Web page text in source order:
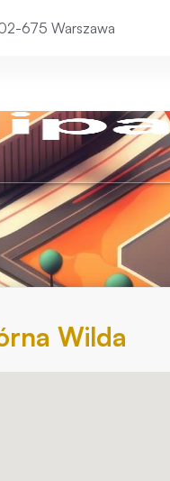
675 Warszawa
Wilda